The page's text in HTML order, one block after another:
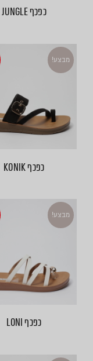
כפכף JUNGLE
מבצע!
כפכף KONIK
מבצע!
כפכף LONI